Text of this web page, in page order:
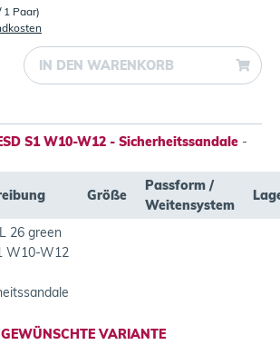
1 Paar)
IN DEN WARENKORB
S1 W10-W12 - Sicherheitssandale -
Größe
Passform /
Weitensystem
26 green
W10-W12
VARIANTE